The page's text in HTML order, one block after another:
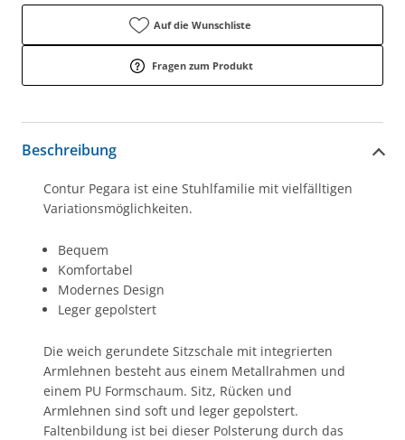
Auf die Wunschliste
Fragen zum Produkt
Beschreibung
Contur Pegara ist eine Stuhlfamilie mit vielfälltigen
Variationsmöglichkeiten.
Bequem
Komfortabel
Modernes Design
Leger gepolstert
Die weich gerundete Sitzschale mit integrierten
Armlehnen besteht aus einem Metallrahmen und
einem PU Formschaum. Sitz, Rücken und
Armlehnen sind soft und leger gepolstert.
Faltenbildung ist bei dieser Polsterung durch das